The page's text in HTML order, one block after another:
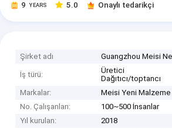
9 YEARS 5.0 Onaylı tedarikçi
Şirket adı Guangzhou Meisi
İş türü:
Üretici
Dağıtıcı/toptancı
Markalar:
Meisi Yeni Malzeme
No. Çalışanları:
100~500 İnsanlar
Yıl kurulan:
2018